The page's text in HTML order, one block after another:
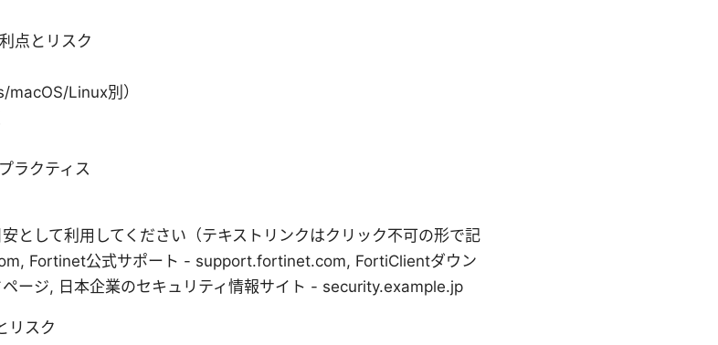
点とリスク
Linux別）
ラクティス
として利用してください（テキストリンクはクリック不可の形で記
Fortinet公式サポート - support.fortinet.com, FortiClientダウン
ージ, 日本企業のセキュリティ情報サイト - security.example.jp
リスク